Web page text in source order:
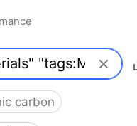
carbon